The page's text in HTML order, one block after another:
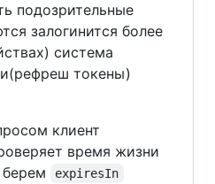
подозрительные
залогинится более
система
токены)
клиент
время жизни
expiresIn